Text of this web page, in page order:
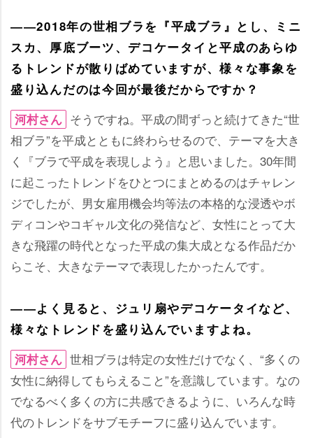
――2018年の世相ブラを『平成ブラ』とし、ミニ
スカ、厚底ブーツ、デコケータイと平成のあらゆ
るトレンドが散りばめていますが、様々な事象を
盛り込んだのは今回が最後だからですか？
河村さん そうですね。平成の間ずっと続けてきた“世
相ブラ”を平成とともに終わらせるので、テーマを大き
く『ブラで平成を表現しよう』と思いました。30年間
に起こったトレンドをひとつにまとめるのはチャレン
ジでしたが、男女雇用機会均等法の本格的な浸透やボ
ディコンやコギャル文化の発信など、女性にとって大
きな飛躍の時代となった平成の集大成となる作品だか
らこそ、大きなテーマで表現したかったんです。
――よく見ると、ジュリ扇やデコケータイなど、
様々なトレンドを盛り込んでいますよね。
河村さん 世相ブラは特定の女性だけでなく、“多くの
女性に納得してもらえること”を意識しています。なの
でなるべく多くの方に共感できるように、いろんな時
代のトレンドをサブモチーフに盛り込んでいます。